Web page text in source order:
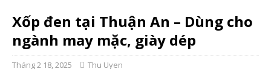
Xốp đen tại Thuận An – Dùng cho
ngành may mặc, giày dép
Tháng 2 18, 2025 Thu Uyen